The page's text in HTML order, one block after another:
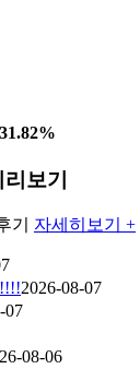
31.82%
보기
기 자세히보기 +
2026-08-07
07
08-06